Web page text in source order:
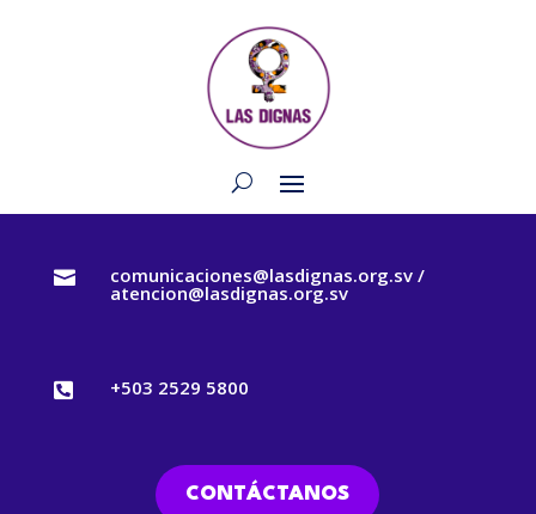
 comunicaciones@lasdignas.org.sv /
atencion@lasdignas.org.sv
 +503 2529 5800
CONTÁCTANOS